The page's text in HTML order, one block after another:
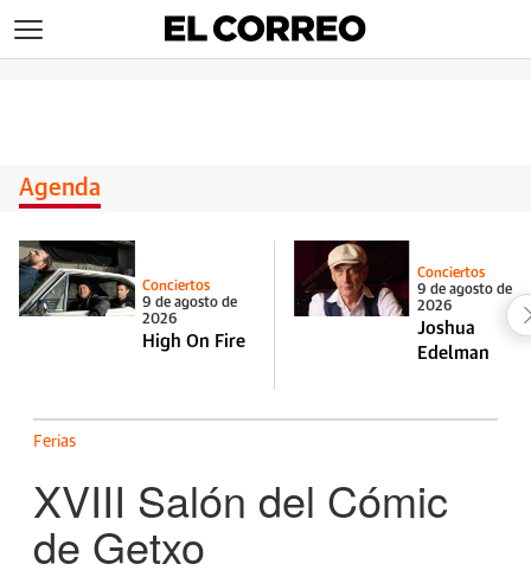
Agenda
Conciertos
9 de agosto de
2026
High On Fire
Conciertos
9 de agosto de
2026
Joshua
Edelman
Ferias
XVIII Salón del Cómic
de Getxo